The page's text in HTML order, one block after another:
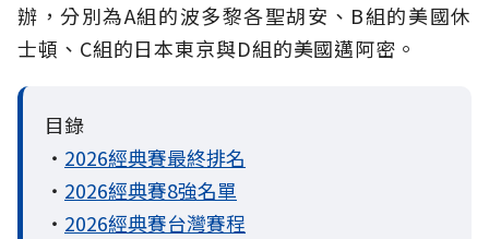
辦，分別為A組的波多黎各聖胡安、B組的美國休
士頓、C組的日本東京與D組的美國邁阿密。
目錄
・ 2026經典賽最終排名
・ 2026經典賽8強名單
・ 2026經典賽台灣賽程